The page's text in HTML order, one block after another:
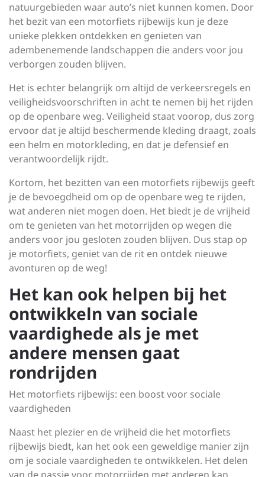
natuurgebieden waar auto’s niet kunnen komen. Door
het bezit van een motorfiets rijbewijs kun je deze
unieke plekken ontdekken en genieten van
adembenemende landschappen die anders voor jou
verborgen zouden blijven.
Het is echter belangrijk om altijd de verkeersregels en
veiligheidsvoorschriften in acht te nemen bij het rijden
op de openbare weg. Veiligheid staat voorop, dus zorg
ervoor dat je altijd beschermende kleding draagt, zoals
een helm en motorkleding, en dat je defensief en
verantwoordelijk rijdt.
Kortom, het bezitten van een motorfiets rijbewijs geeft
je de bevoegdheid om op de openbare weg te rijden,
wat anderen niet mogen doen. Het biedt je de vrijheid
om te genieten van het motorrijden op wegen die
anders voor jou gesloten zouden blijven. Dus stap op
je motorfiets, geniet van de rit en ontdek nieuwe
avonturen op de weg!
Het kan ook helpen bij het
ontwikkeln van sociale
vaardighede als je met
andere mensen gaat
rondrijden
Het motorfiets rijbewijs: een boost voor sociale
vaardigheden
Naast het plezier en de vrijheid die het motorfiets
rijbewijs biedt, kan het ook een geweldige manier zijn
om je sociale vaardigheden te ontwikkelen. Het delen